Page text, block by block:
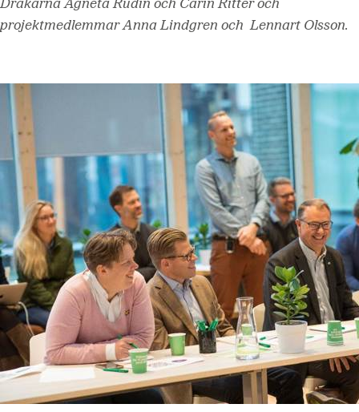
Drakarna Agneta Rudin och Carin Ritter och
projektmedlemmar Anna Lindgren och Lennart Olsson.